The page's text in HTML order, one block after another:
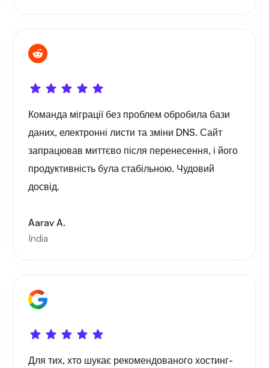
Команда міграції без проблем обробила бази
даних, електронні листи та зміни DNS. Сайт
запрацював миттєво після перенесення, і його
продуктивність була стабільною. Чудовий
досвід.
Aarav A.
India
Для тих, хто шукає рекомендованого хостинг-